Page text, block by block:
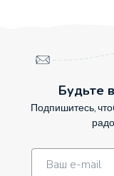
Будьте
Подпишитесь,